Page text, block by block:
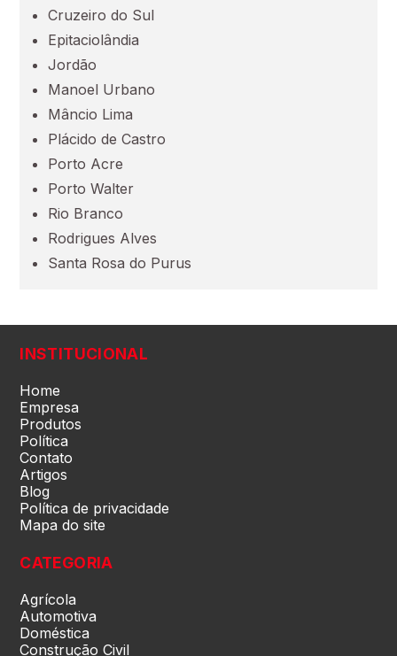
Mato Grosso (MT)
Mato Grosso do Sul (MS)
Cruzeiro do Sul
Epitaciolândia
Jordão
Manoel Urbano
Mâncio Lima
Plácido de Castro
Porto Acre
Porto Walter
Rio Branco
Rodrigues Alves
Santa Rosa do Purus
INSTITUCIONAL
Home
Empresa
Produtos
Política
Contato
Artigos
Blog
Política de privacidade
Mapa do site
CATEGORIA
Agrícola
Automotiva
Doméstica
Construção Civil